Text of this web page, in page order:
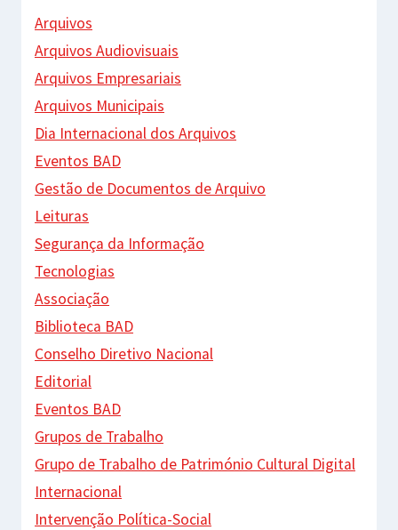
Arquivos
Arquivos Audiovisuais
Arquivos Empresariais
Arquivos Municipais
Dia Internacional dos Arquivos
Eventos BAD
Gestão de Documentos de Arquivo
Leituras
Segurança da Informação
Tecnologias
Associação
Biblioteca BAD
Conselho Diretivo Nacional
Editorial
Eventos BAD
Grupos de Trabalho
Grupo de Trabalho de Património Cultural Digital
Internacional
Intervenção Política-Social